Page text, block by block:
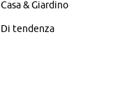
Casa & Giardino
Di tendenza